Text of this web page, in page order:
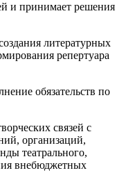
и принимает решения
литературных
репертуара
обязательств по
связей с
организаций,
театрального,
внебюджетных